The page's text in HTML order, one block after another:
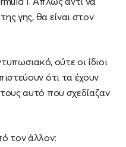
γης, θα είναι στον
ούτε οι ίδιοι
ότι τα έχουν
αυτό που σχεδίαζαν
τον άλλον: